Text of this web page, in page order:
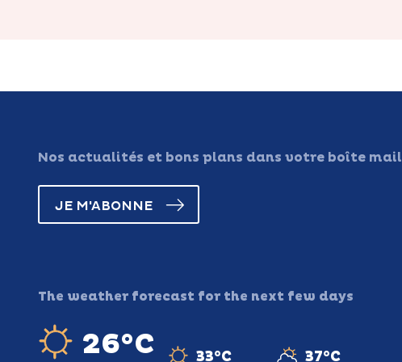
Nos actualités et bons plans dans votre boîte mail
JE M'ABONNE
The weather forecast for the next few days
26°C 33°C 37°C